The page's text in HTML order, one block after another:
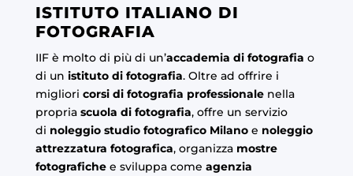
ISTITUTO ITALIANO DI
FOTOGRAFIA
IIF è molto di più di un’accademia di fotografia o
di un istituto di fotografia. Oltre ad offrire i
migliori corsi di fotografia professionalenella
propria scuola di fotografia, offre un servizio
di noleggio studio fotografico Milano e noleggio
attrezzatura fotografica, organizza mostre
fotografichee sviluppa come agenzia